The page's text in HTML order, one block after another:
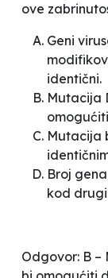
ove
Geni
identični.
Mutacija
Mutacija
Broj
kod
Odgovor: B